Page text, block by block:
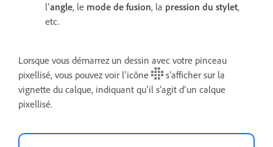
l’angle, le mode de fusion, la pression du stylet,
etc.
Lorsque vous démarrez un dessin avec votre pinceau
pixellisé, vous pouvez voir l’icône
s’afficher sur la
vignette du calque, indiquant qu’il s’agit d’un calque
pixellisé.